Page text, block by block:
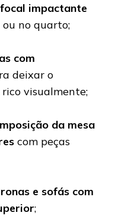
impactante
no quarto;
com
deixar o
visualmente;
da mesa
com peças
e sofás com
;